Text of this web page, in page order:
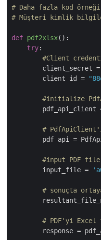
# Daha fazla kod
# Müşteri kimlik
def pdf2xlsx():
try:
#Client
        client_secret =
        client_id =
#initialize
pdf_api_client
#
pdf_api =
#input PDF file
        input_file =
# sonuçta
# PDF'yi Excel
response =